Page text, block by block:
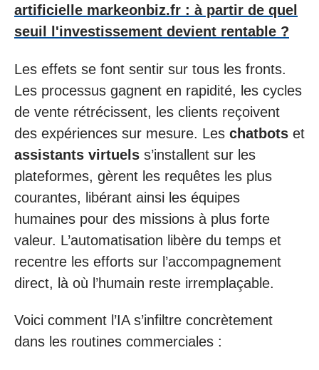
artificielle markeonbiz.fr : à partir de quel
seuil l'investissement devient rentable ?
Les effets se font sentir sur tous les fronts.
Les processus gagnent en rapidité, les cycles
de vente rétrécissent, les clients reçoivent
des expériences sur mesure. Les chatbots et
assistants virtuels s’installent sur les
plateformes, gèrent les requêtes les plus
courantes, libérant ainsi les équipes
humaines pour des missions à plus forte
valeur. L’automatisation libère du temps et
recentre les efforts sur l’accompagnement
direct, là où l’humain reste irremplaçable.
Voici comment l’IA s’infiltre concrètement
dans les routines commerciales :